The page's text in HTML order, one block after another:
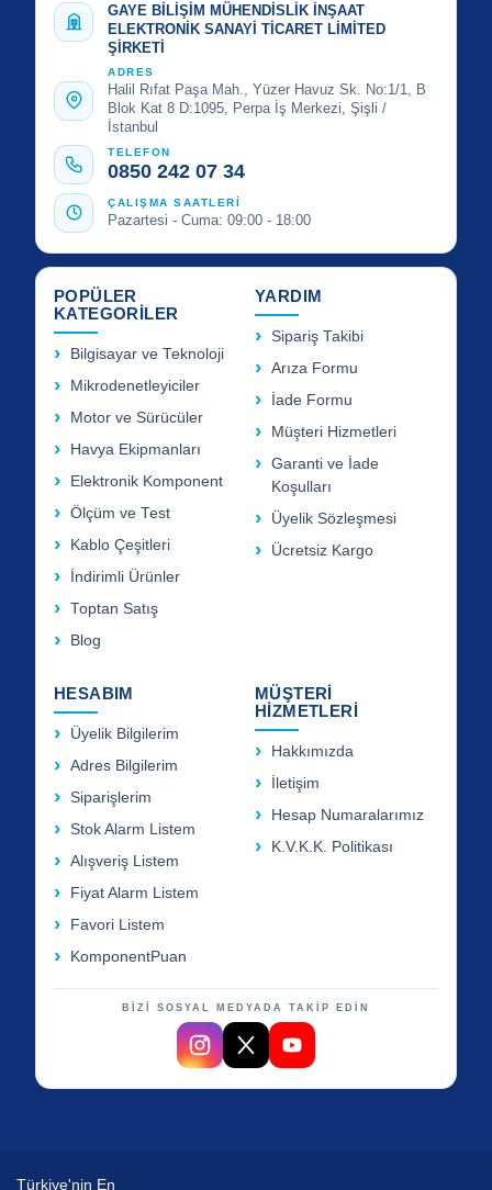
GAYE BİLİŞİM MÜHENDİSLİK İNŞAAT
ELEKTRONİK SANAYİ TİCARET LİMİTED
ŞİRKETİ
ADRES
Halil Rıfat Paşa Mah., Yüzer Havuz Sk. No:1/1, B
Blok Kat 8 D:1095, Perpa İş Merkezi, Şişli /
İstanbul
TELEFON
0850 242 07 34
ÇALIŞMA SAATLERİ
Pazartesi - Cuma: 09:00 - 18:00
POPÜLER
KATEGORİLER
Bilgisayar ve Teknoloji
Mikrodenetleyiciler
Motor ve Sürücüler
Havya Ekipmanları
Elektronik Komponent
Ölçüm ve Test
Kablo Çeşitleri
İndirimli Ürünler
Toptan Satış
Blog
YARDIM
Sipariş Takibi
Arıza Formu
İade Formu
Müşteri Hizmetleri
Garanti ve İade
Koşulları
Üyelik Sözleşmesi
Ücretsiz Kargo
HESABIM
Üyelik Bilgilerim
Adres Bilgilerim
Siparişlerim
Stok Alarm Listem
Alışveriş Listem
Fiyat Alarm Listem
Favori Listem
KomponentPuan
MÜŞTERİ
HİZMETLERİ
Hakkımızda
İletişim
Hesap Numaralarımız
K.V.K.K. Politikası
BİZİ SOSYAL MEDYADA TAKİP EDİN
Türkiye'nin En